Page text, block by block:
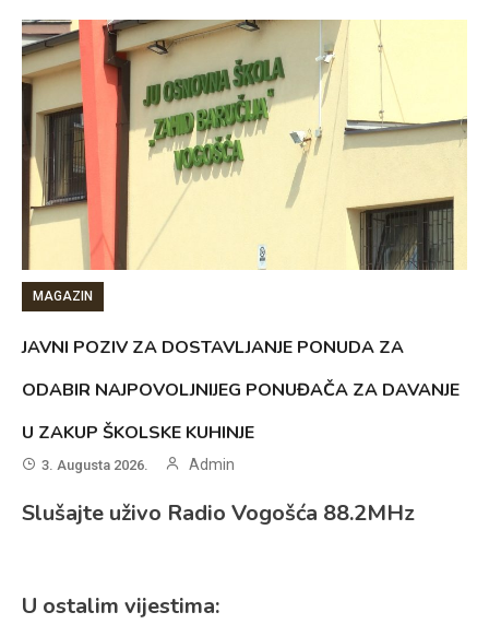
MAGAZIN
JAVNI POZIV ZA DOSTAVLJANJE PONUDA ZA
ODABIR NAJPOVOLJNIJEG PONUĐAČA ZA DAVANJE
U ZAKUP ŠKOLSKE KUHINJE
3. Augusta 2026. Admin
Slušajte uživo Radio Vogošća 88.2MHz
U ostalim vijestima: